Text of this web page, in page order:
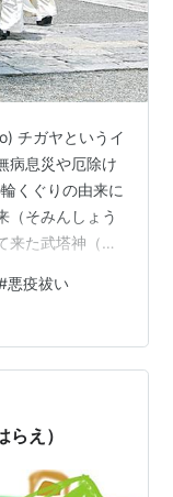
チガヤというイ
病息災や厄除け
くぐりの由来に
（そみんしょう
来た武塔神（ス
られ、難を逃
昔、伝
れていました。
の為、様々な
悪疫祓い
え）